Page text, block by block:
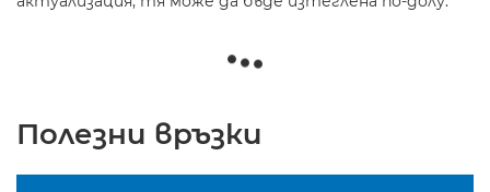
Полезни връзки